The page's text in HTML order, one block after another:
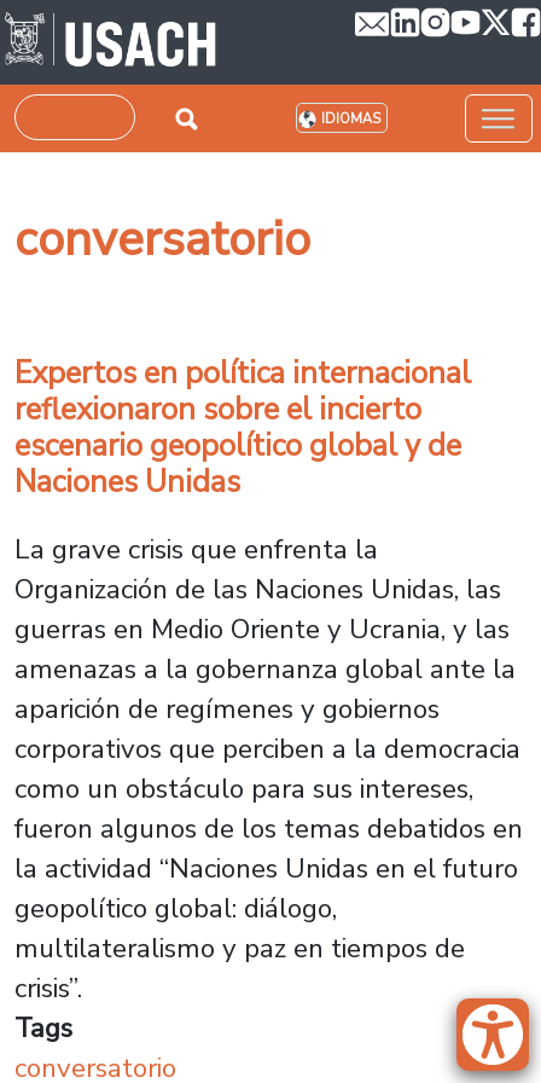
Pasar al contenido principal
Buscar IDIOMAS
conversatorio
Expertos en política internacional
reflexionaron sobre el incierto
escenario geopolítico global y de
Naciones Unidas
La grave crisis que enfrenta la
Organización de las Naciones Unidas, las
guerras en Medio Oriente y Ucrania, y las
amenazas a la gobernanza global ante la
aparición de regímenes y gobiernos
corporativos que perciben a la democracia
como un obstáculo para sus intereses,
fueron algunos de los temas debatidos en
la actividad “Naciones Unidas en el futuro
geopolítico global: diálogo,
multilateralismo y paz en tiempos de
crisis”.
Tags
conversatorio